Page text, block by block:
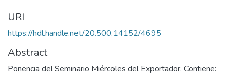
URI
https://hdl.handle.net/20.500.14152/4695
Abstract
Ponencia del Seminario Miércoles del Exportador. Contiene: